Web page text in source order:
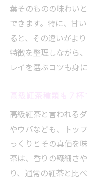
葉そのものの味わい
できます。特に、甘
ると、その違いがよ
特徴を整理しながら
レイを選ぶコツも身
高級紅茶と言われる
やウバなども、トッ
っくりとその真価を
茶は、香りの繊細さ
り、通常の紅茶と比